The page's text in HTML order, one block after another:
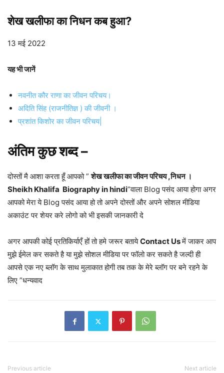
शेख खलीफा का निधन कब हुआ?
13 मई 2022
यह भी जानें
नवनीत कौर राणा का जीवन परिचय।
अदिति सिंह (राजनीतिज्ञ ) की जीवनी ।
प्रशांत किशोर का जीवन परिचय|
अंतिम कुछ शब्द –
दोस्तों मै आशा करता हूँ आपको ”शेख खलीफा का जीवन परिचय ,निधन ।
Sheikh Khalifa Biography in hindi”वाला Blog पसंद आया होगा अगर
आपको मेरा ये Blog पसंद आया हो तो अपने दोस्तों और अपने सोशल मीडिया
अकाउंट पर शेयर करे लोगो को भी इसकी जानकारी दे
अगर आपकी कोई प्रतिकिर्याएँ हों तो हमे जरूर बतायेContact Usमें जाकर आप
मुझे ईमेल कर सकते है या मुझे सोशल मीडिया पर फॉलो कर सकते है जल्दी ही
आपसे एक नए ब्लॉग के साथ मुलाकात होगी तब तक के मेरे ब्लॉग पर बने रहने के
लिए ”धन्यवाद
Previous article Next article